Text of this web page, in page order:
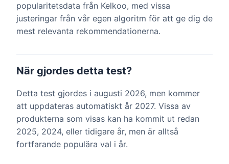
popularitetsdata från Kelkoo, med vissa
justeringar från vår egen algoritm för att ge dig de
mest relevanta rekommendationerna.
När gjordes detta test?
Detta test gjordes i augusti 2026, men kommer
att uppdateras automatiskt år 2027. Vissa av
produkterna som visas kan ha kommit ut redan
2025, 2024, eller tidigare år, men är alltså
fortfarande populära val i år.